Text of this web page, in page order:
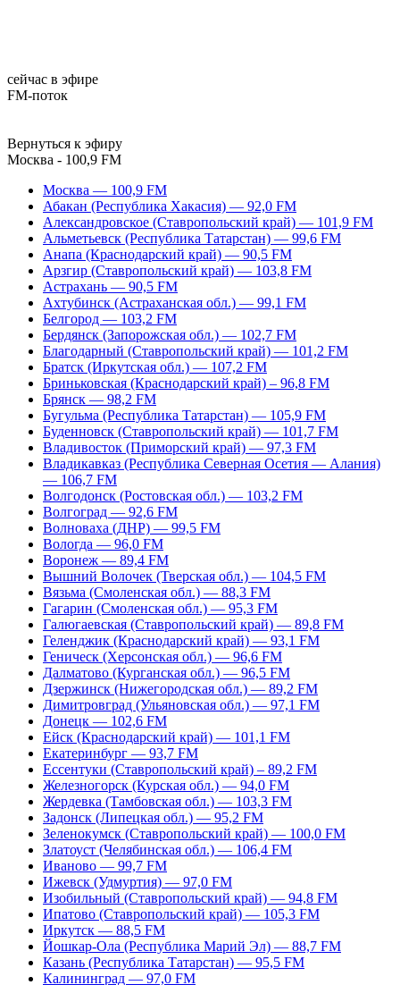
сейчас в эфире
FM-поток
Вернуться к эфиру
Москва - 100,9 FM
Москва — 100,9 FM
Абакан (Республика Хакасия) — 92,0 FM
Александровское (Ставропольский край) — 101,9 FM
Альметьевск (Республика Татарстан) — 99,6 FM
Анапа (Краснодарский край) — 90,5 FM
Арзгир (Ставропольский край) — 103,8 FM
Астрахань — 90,5 FM
Ахтубинск (Астраханская обл.) — 99,1 FM
Белгород — 103,2 FM
Бердянск (Запорожская обл.) — 102,7 FM
Благодарный (Ставропольский край) — 101,2 FM
Братск (Иркутская обл.) — 107,2 FM
Бриньковская (Краснодарский край) – 96,8 FM
Брянск — 98,2 FM
Бугульма (Республика Татарстан) — 105,9 FM
Буденновск (Ставропольский край) — 101,7 FM
Владивосток (Приморский край) — 97,3 FM
Владикавказ (Республика Северная Осетия — Алания)
— 106,7 FM
Волгодонск (Ростовская обл.) — 103,2 FM
Волгоград — 92,6 FM
Волноваха (ДНР) — 99,5 FM
Вологда — 96,0 FM
Воронеж — 89,4 FM
Вышний Волочек (Тверская обл.) — 104,5 FM
Вязьма (Смоленская обл.) — 88,3 FM
Гагарин (Смоленская обл.) — 95,3 FM
Галюгаевская (Ставропольский край) — 89,8 FM
Геленджик (Краснодарский край) — 93,1 FM
Геническ (Херсонская обл.) — 96,6 FM
Далматово (Курганская обл.) — 96,5 FM
Дзержинск (Нижегородская обл.) — 89,2 FM
Димитровград (Ульяновская обл.) — 97,1 FM
Донецк — 102,6 FM
Ейск (Краснодарский край) — 101,1 FM
Екатеринбург — 93,7 FM
Ессентуки (Ставропольский край) – 89,2 FM
Железногорск (Курская обл.) — 94,0 FM
Жердевка (Тамбовская обл.) — 103,3 FM
Задонск (Липецкая обл.) — 95,2 FM
Зеленокумск (Ставропольский край) — 100,0 FM
Златоуст (Челябинская обл.) — 106,4 FM
Иваново — 99,7 FM
Ижевск (Удмуртия) — 97,0 FM
Изобильный (Ставропольский край) — 94,8 FM
Ипатово (Ставропольский край) — 105,3 FM
Иркутск — 88,5 FM
Йошкар-Ола (Республика Марий Эл) — 88,7 FM
Казань (Республика Татарстан) — 95,5 FM
Калининград — 97,0 FM